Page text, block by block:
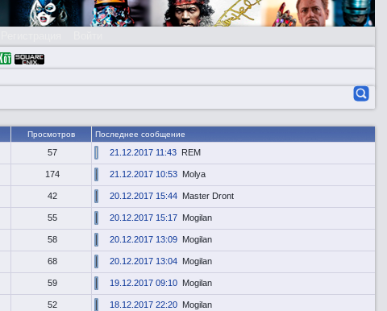
Просмотров Последнее сообщение
57 21.12.2017 11:43 REM
174 21.12.2017 10:53 Molya
42 20.12.2017 15:44 Master Dront
55 20.12.2017 15:17 Mogilan
58 20.12.2017 13:09 Mogilan
68 20.12.2017 13:04 Mogilan
59 19.12.2017 09:10 Mogilan
52 18.12.2017 22:20 Mogilan